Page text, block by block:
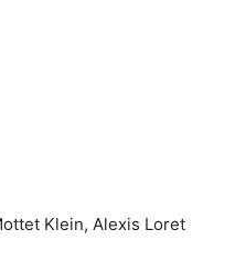
Klein, Alexis Loret